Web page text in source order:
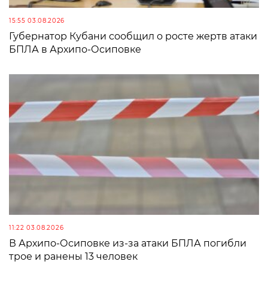
15:55 03.08.2026
Губернатор Кубани сообщил о росте жертв атаки
БПЛА в Архипо-Осиповке
11:22 03.08.2026
В Архипо-Осиповке из-за атаки БПЛА погибли
трое и ранены 13 человек